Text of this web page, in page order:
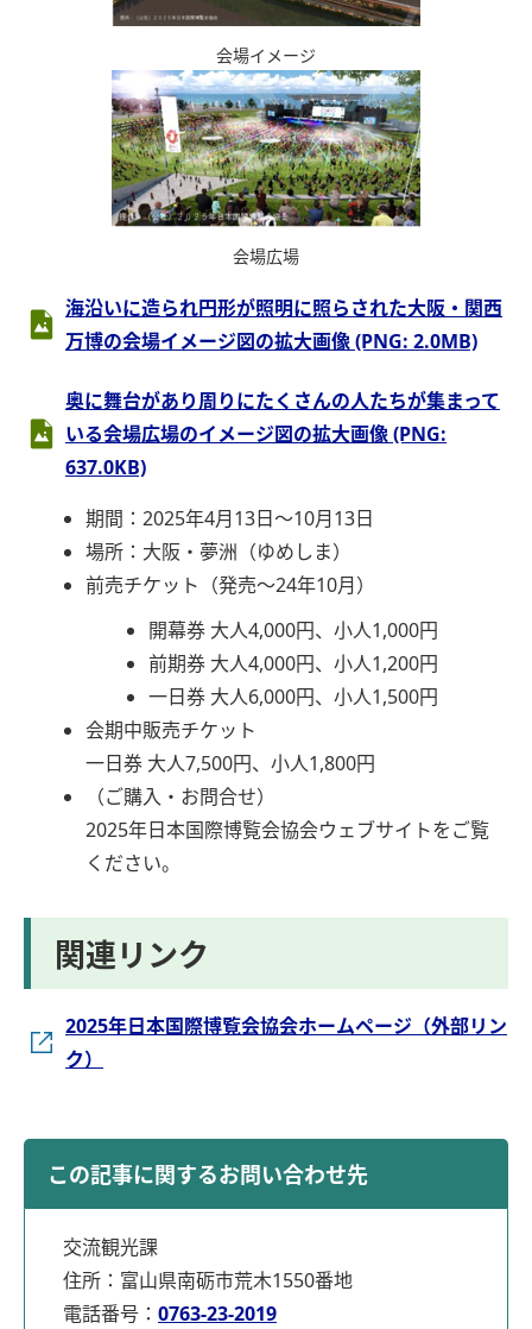
会場イメージ
会場広場
海沿いに造られ円形が照明に照らされた大阪・関西
万博の会場イメージ図の拡大画像 (PNG: 2.0MB)
奥に舞台があり周りにたくさんの人たちが集まって
いる会場広場のイメージ図の拡大画像 (PNG:
637.0KB)
期間：2025年4月13日～10月13日
場所：大阪・夢洲（ゆめしま）
前売チケット（発売～24年10月）
開幕券 大人4,000円、小人1,000円
前期券 大人4,000円、小人1,200円
一日券 大人6,000円、小人1,500円
会期中販売チケット
一日券 大人7,500円、小人1,800円
（ご購入・お問合せ）
2025年日本国際博覧会協会ウェブサイトをご覧
ください。
関連リンク
2025年日本国際博覧会協会ホームページ（外部リン
ク）
この記事に関するお問い合わせ先
交流観光課
住所：富山県南砺市荒木1550番地
電話番号： 0763-23-2019